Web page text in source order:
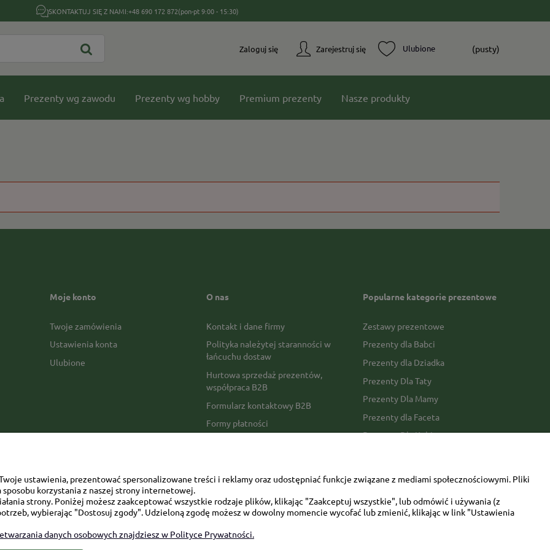
SKONTAKTUJ SIĘ Z NAMI:+48 690 172 872(pon-pt 9:00 - 15:30)
Zarejestruj się
Zaloguj się (pusty)
Prezenty wg zawodu Prezenty wg hobby Premium prezenty Nasze produkty
Moje konto
Twoje zamówienia
Ustawienia konta
Ulubione
O nas
Kontakt i dane firmy
Polityka należytej staranności w
łańcuchu dostaw
Hurtowa sprzedaż prezentów,
współpraca B2B
Formularz kontaktowy B2B
Formy płatności
Opinie Trustmate
Mapa kategorii
Popularne kategorie prezentowe
Zestawy prezentowe
Prezenty dla Babci
Prezenty dla Dziadka
Prezenty Dla Taty
Prezenty Dla Mamy
Prezenty dla Faceta
Prezenty Dla Kobiety
ustawienia, prezentować spersonalizowane treści i reklamy oraz udostępniać funkcje związane z mediami społecznościowymi. Pliki
korzystania z naszej strony internetowej.
strony. Poniżej możesz zaakceptować wszystkie rodzaje plików, klikając "Zaakceptuj wszystkie", lub odmówić i używania (z
wybierając "Dostosuj zgody". Udzieloną zgodę możesz w dowolny momencie wycofać lub zmienić, klikając w link "Ustawienia
danych osobowych znajdziesz w Polityce Prywatności.